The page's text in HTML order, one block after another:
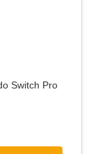
Switch Pro